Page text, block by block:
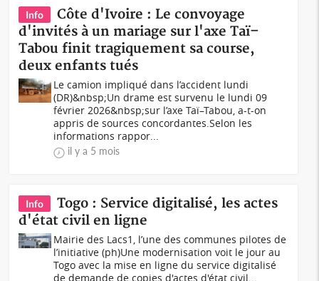
Info
Côte d'Ivoire : Le convoyage
d'invités à un mariage sur l'axe Taï–
Tabou finit tragiquement sa course,
deux enfants tués
Le camion impliqué dans l’accident lundi
(DR)&nbsp;Un drame est survenu le lundi 09
février 2026&nbsp;sur l’axe Taï–Tabou, a-t-on
appris de sources concordantes.Selon les
informations rappor...
il y a 5 mois
Info
Togo : Service digitalisé, les actes
d'état civil en ligne
Mairie des Lacs1, l’une des communes pilotes de
l’initiative (ph)Une modernisation voit le jour au
Togo avec la mise en ligne du service digitalisé
de demande de copies d'actes d'état civil...